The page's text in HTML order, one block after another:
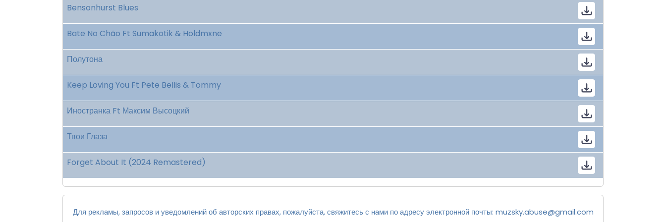
Bensonhurst Blues
Bate No Chão Ft Sumakotik & Holdmxne
Полутона
Keep Loving You Ft Pete Bellis & Tommy
Иностранка Ft Максим Высоцкий
Твои Глаза
Forget About It (2024 Remastered)
Для рекламы, запросов и уведомлений об авторских правах, пожалуйста, свяжитесь с нами по адресу электронной почты: muzsky.abuse@gmail.com